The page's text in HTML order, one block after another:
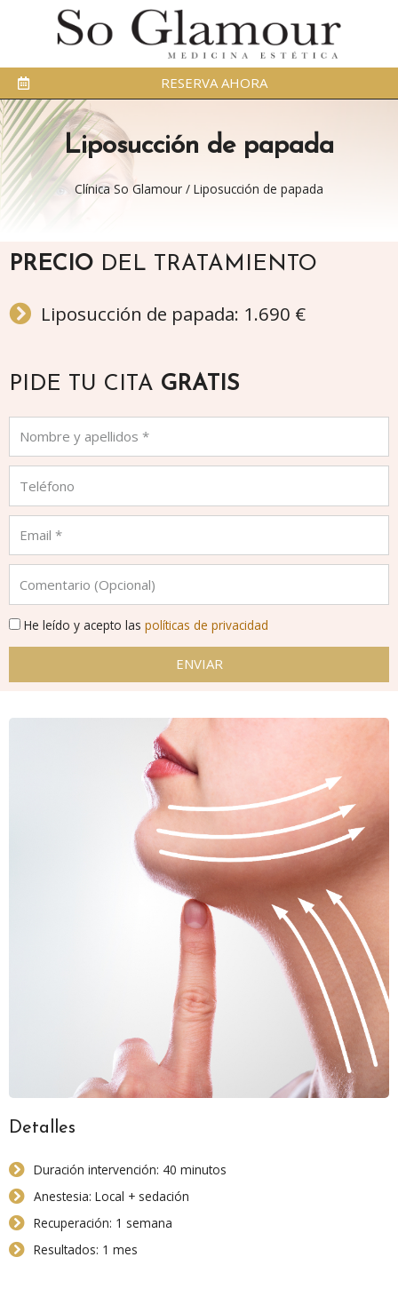
RESERVA AHORA
Liposucción de papada
Clínica So Glamour / Liposucción de papada
PRECIO DEL TRATAMIENTO
Liposucción de papada: 1.690 €
PIDE TU CITA GRATIS
He leído y acepto las políticas de privacidad
ENVIAR
Detalles
Duración intervención: 40 minutos
Anestesia: Local + sedación
Recuperación: 1 semana
Resultados: 1 mes